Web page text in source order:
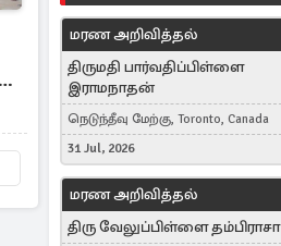
மரண அறிவித்தல்
திருமதி பார்வதிப்பிள்ளை
இராமநாதன்
நெடுந்தீவு மேற்கு, Toronto, Canada
31 Jul, 2026
மரண அறிவித்தல்
திரு வேலுப்பிள்ளை தம்பிராசா